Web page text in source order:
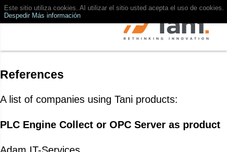
Este sitio utiliza cookies. Al utilizar el sitio usted acepta el uso de cookies.
Despedir Más información
References
A list of companies using Tani products:
PLC Engine Collect or OPC Server as product